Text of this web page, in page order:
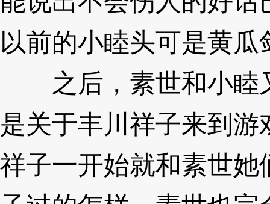
以前的小睦头可是黄瓜
之后，素世和小睦
是关于丰川祥子来到
祥子一开始就和素世